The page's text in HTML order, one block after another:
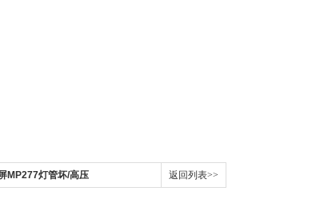
MP277灯管坏/高压 返回列表>>